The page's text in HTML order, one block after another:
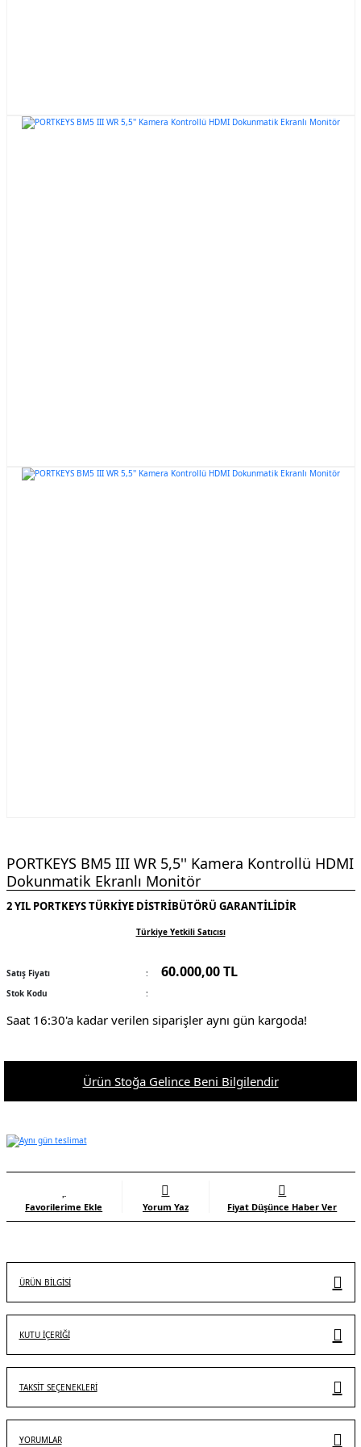
PORTKEYS BM5 III WR 5,5'' Kamera Kontrollü HDMI
Dokunmatik Ekranlı Monitör
2 YIL PORTKEYS TÜRKİYE DİSTRİBÜTÖRÜ GARANTİLİDİR
Satış Fiyatı 60.000,00 TL
Stok Kodu
Türkiye Yetkili Satıcısı
Saat 16:30'a kadar verilen siparişler aynı gün kargoda!
Ürün Stoğa Gelince Beni Bilgilendir
Yorum Yaz Fiyat Düşünce Haber Ver
ÜRÜN BILGISI
KUTU İÇERİĞİ
TAKSIT SEÇENEKLERI
YORUMLAR